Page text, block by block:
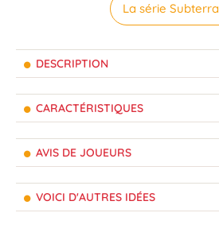
La série Subterra
DESCRIPTION
CARACTÉRISTIQUES
AVIS DE JOUEURS
VOICI D'AUTRES IDÉES